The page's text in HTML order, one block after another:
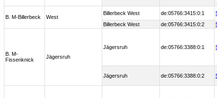
B. M-Billerbeck West
Billerbeck West de:05766:3415:0:1
Billerbeck West
de:05766:3415:0:2
B. M-
Fissenknick
Jägersruh
Jägersruh de:05766:3388:0:1
Jägersruh de:05766:3388:0:2